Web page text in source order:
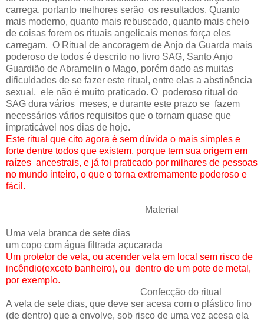
carrega, portanto melhores serão os resultados. Quanto
mais moderno, quanto mais rebuscado, quanto mais cheio
de coisas forem os rituais angelicais menos força eles
carregam. O Ritual de ancoragem de Anjo da Guarda mais
poderoso de todos é descrito no livro SAG, Santo Anjo
Guardião de Abramelin o Mago, porém dado as muitas
dificuldades de se fazer este ritual, entre elas a abstinência
sexual, ele não é muito praticado. O poderoso ritual do
SAG dura vários meses, e durante este prazo se fazem
necessários vários requisitos que o tornam quase que
impraticável nos dias de hoje.
Este ritual que cito agora é sem dúvida o mais simples e
forte dentre todos que existem, porque tem sua origem em
raízes ancestrais, e já foi praticado por milhares de pessoas
no mundo inteiro, o que o torna extremamente poderoso e
fácil.
Material
Uma vela branca de sete dias
um copo com água filtrada açucarada
Um protetor de vela, ou acender vela em local sem risco de
incêndio(exceto banheiro), ou dentro de um pote de metal,
por exemplo.
Confecção do ritual
A vela de sete dias, que deve ser acesa com o plástico fino
(de dentro) que a envolve, sob risco de uma vez acesa ela